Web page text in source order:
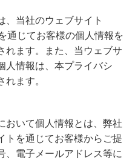
、当社のウェブサイト
通じてお客様の個人情報を
れます。また、当ウェブサ
人情報は、本プライバシ
れます。
おいて個人情報とは、弊社
トを通じてお客様からご提
、電子メールアドレス等に